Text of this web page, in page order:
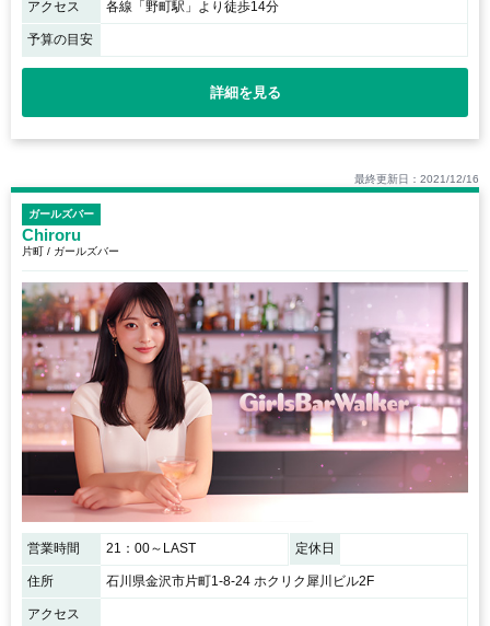
アクセス 各線「野町駅」より徒歩14分
予算の目安
詳細を見る
最終更新日：2021/12/16
ガールズバー
Chiroru
片町 / ガールズバー
営業時間 21：00～LAST 定休日
住所 石川県金沢市片町1-8-24 ホクリク犀川ビル2F
アクセス